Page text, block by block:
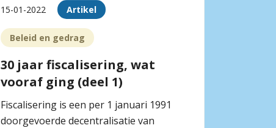
15-01-2022 Artikel
Beleid en gedrag
30 jaar fiscalisering, wat
vooraf ging (deel 1)
Fiscalisering is een per 1 januari 1991
doorgevoerde decentralisatie van